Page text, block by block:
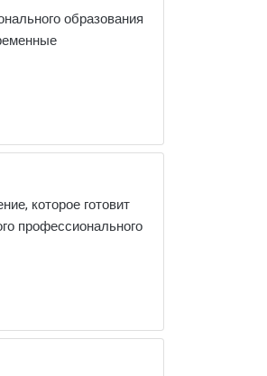
образования
которое готовит
профессионального